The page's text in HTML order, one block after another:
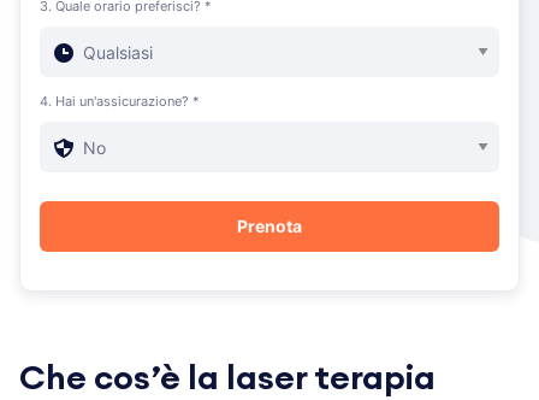
3. Quale orario preferisci? *
4. Hai un'assicurazione? *
Che cos’è la laser terapia